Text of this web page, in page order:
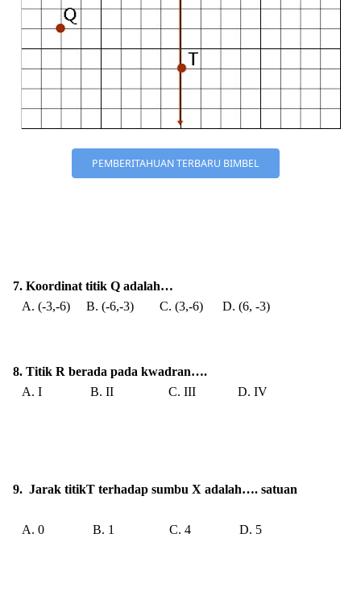
PEMBERITAHUAN TERBARU BIMBEL
7. Koordinat titik Q adalah…
A. (-3,-6) B. (-6,-3) C. (3,-6) D. (6, -3)
8. Titik R berada pada kwadran….
A. I B. II C. III D. IV
9. Jarak titikT terhadap sumbu X adalah…. satuan
A. 0 B. 1 C. 4 D. 5